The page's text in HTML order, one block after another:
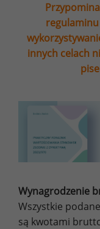
innych celach
Wynagrodzenie
Wszystkie
są kwotami